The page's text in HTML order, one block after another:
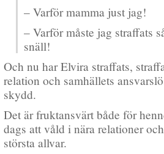
– Varför mamma just jag!
– Varför måste jag straffats
snäll!
Och nu har Elvira straffats,
relation och samhällets
skydd.
Det är fruktansvärt både för
dags att våld i nära relationer
största allvar.